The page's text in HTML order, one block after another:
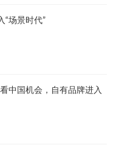
“场景时代”
中国机会，自有品牌进入